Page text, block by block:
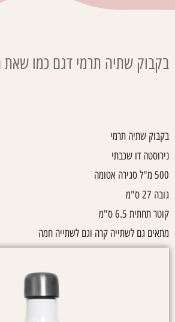
בקבוק שתיה תרמי דגם כמו שאת
בקבוק שתיה תרמי
נירוסטה דו שכבתי
500 מ"ל סגירה אטומה
גובה 27 ס"מ
קוטר תחתית 6.5 ס"מ
מתאים גם לשתייה קרה וגם לשתייה חמה